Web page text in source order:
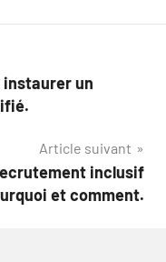
un
Article suivant
inclusif
et comment.